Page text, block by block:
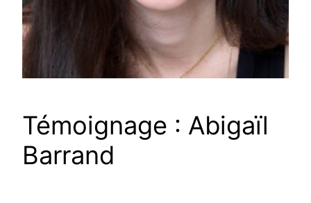
Témoignage : Abigaïl
Barrand